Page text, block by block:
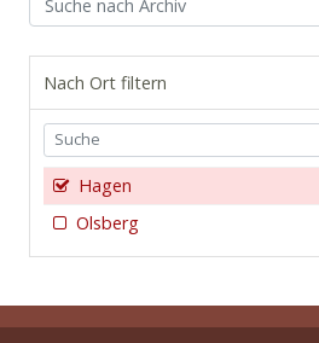
Nach Ort filtern
Hagen
Olsberg